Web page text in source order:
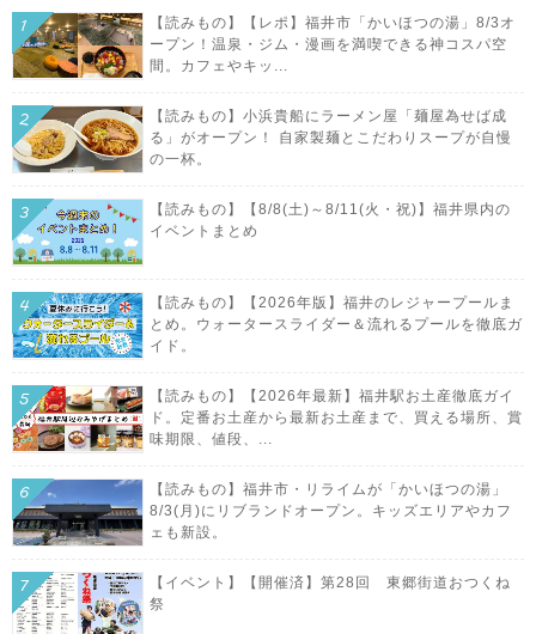
【読みもの】【レポ】福井市「かいほつの湯」8/3オ
ープン！温泉・ジム・漫画を満喫できる神コスパ空
間。カフェやキッ...
【読みもの】小浜貴船にラーメン屋「麺屋為せば成
る」がオープン！ 自家製麺とこだわりスープが自慢
の一杯。
【読みもの】【8/8(土)～8/11(火・祝)】福井県内の
イベントまとめ
【読みもの】【2026年版】福井のレジャープールま
とめ。ウォータースライダー＆流れるプールを徹底ガ
イド。
【読みもの】【2026年最新】福井駅お土産徹底ガイ
ド。定番お土産から最新お土産まで、買える場所、賞
味期限、値段、...
【読みもの】福井市・リライムが「かいほつの湯」
8/3(月)にリブランドオープン。キッズエリアやカフ
ェも新設。
【イベント】【開催済】第28回 東郷街道おつくね
祭